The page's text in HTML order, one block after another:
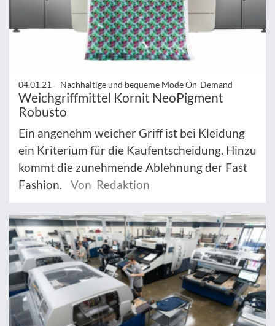
04.01.21 – Nachhaltige und bequeme Mode On-Demand
Weichgriffmittel Kornit NeoPigment
Robusto
Ein angenehm weicher Griff ist bei Kleidung
ein Kriterium für die Kaufentscheidung. Hinzu
kommt die zunehmende Ablehnung der Fast
Fashion.
Von Redaktion